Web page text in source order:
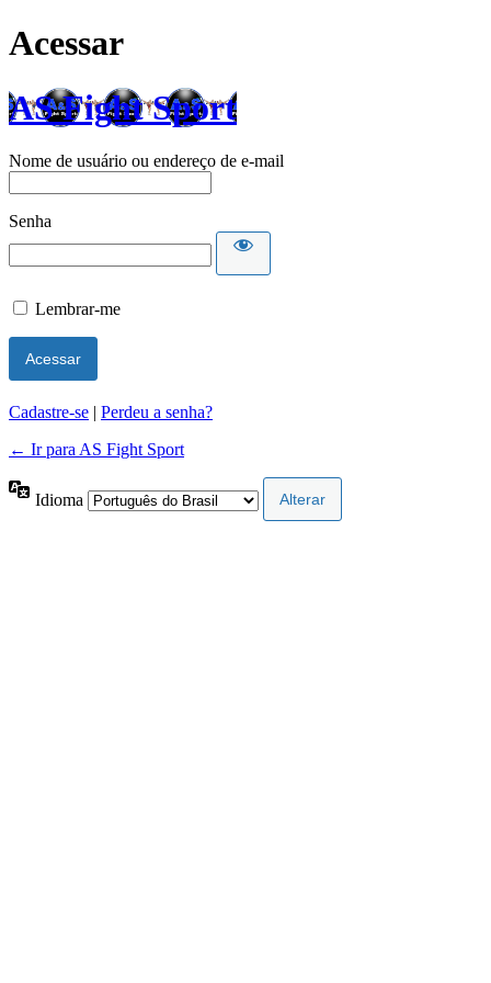
Acessar
AS Fight Sport
Nome de usuário ou endereço de e-mail
Senha
Lembrar-me
Cadastre-se | Perdeu a senha?
← Ir para AS Fight Sport
Idioma